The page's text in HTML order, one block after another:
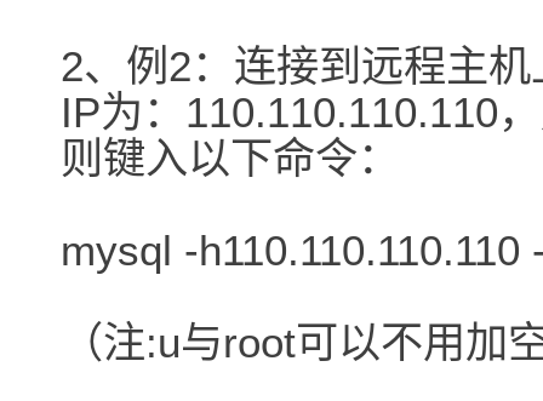
2、例2：连接到远程主
IP为：110.110.110.110
则键入以下命令：
mysql -
（注:u与root可以不用加